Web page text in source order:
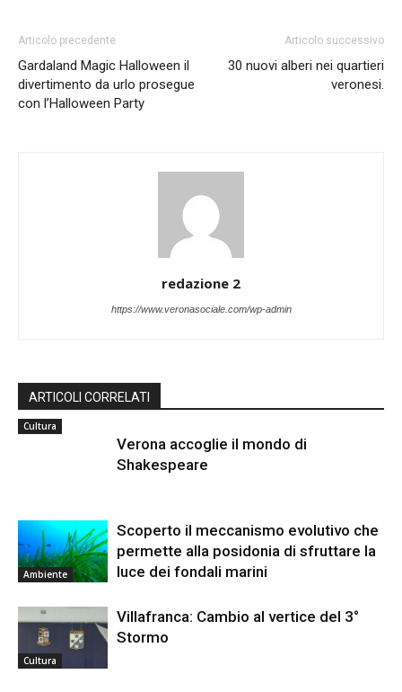
Articolo precedente
Gardaland Magic Halloween il
divertimento da urlo prosegue
con l’Halloween Party
Articolo successivo
30 nuovi alberi nei quartieri
veronesi.
redazione 2
https://www.veronasociale.com/wp-admin
ARTICOLI CORRELATI
Cultura
Verona accoglie il mondo di
Shakespeare
Ambiente
Scoperto il meccanismo evolutivo che
permette alla posidonia di sfruttare la
luce dei fondali marini
Cultura
Villafranca: Cambio al vertice del 3°
Stormo